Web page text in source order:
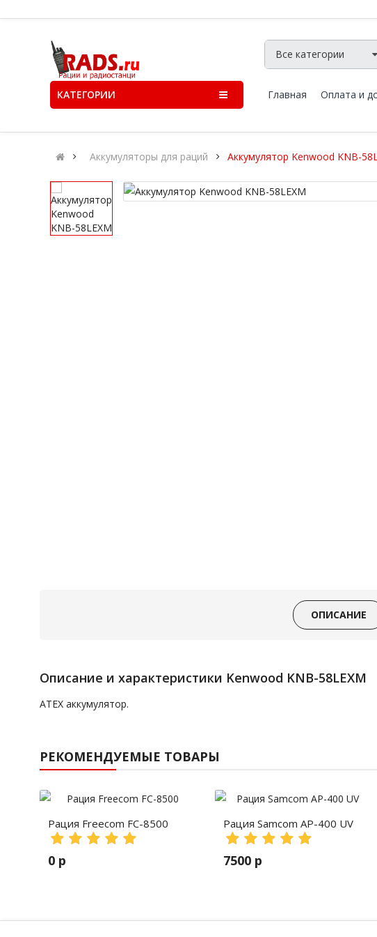
КАТЕГОРИИ Главная Оплата и
Аккумуляторы для раций Аккумулятор Kenwood KNB-
ОПИСАНИЕ
Описание и характеристики Kenwood KNB-58LEXM
ATEX аккумулятор.
РЕКОМЕНДУЕМЫЕ ТОВАРЫ
Рация Freecom FC-8500
0 р
Рация Samcom AP-400 UV
7500 р